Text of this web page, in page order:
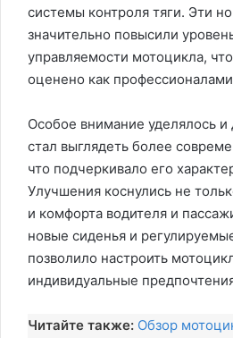
системы контроля тяги. Эти
значительно повысили
управляемости мотоцикла,
оценено как
Особое внимание уделялось и
стал выглядеть более
что подчеркивало его
Улучшения коснулись не
и комфорта водителя и
новые сиденья и
позволило настроить
индивидуальные
Читайте также: Обзор